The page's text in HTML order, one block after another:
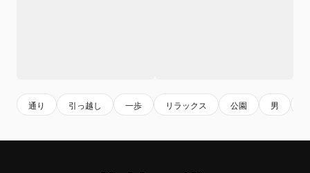
通り 引っ越し 一歩 リラックス 公園 男